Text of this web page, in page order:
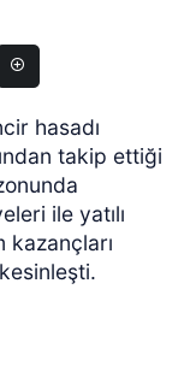
hasadı
takip ettiği
ile yatılı